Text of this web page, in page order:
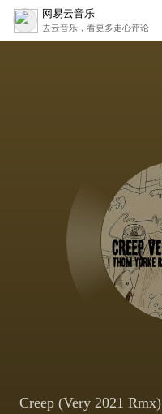
网易云音乐
去云音乐，看更多走心评论
Creep (Very 2021 Rmx)